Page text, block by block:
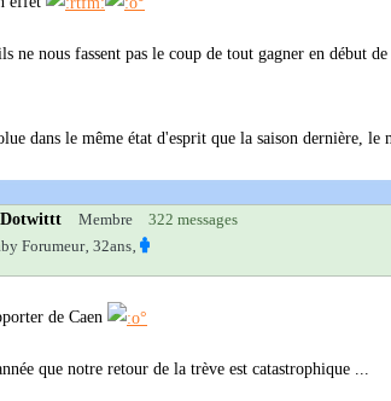
ne nous fassent pas le coup de tout gagner en début
dans le même état d'esprit que la saison dernière, le
Dotwittt Membre 322 messages
Forumeur‚ 32ans‚
de Caen
que notre retour de la trève est catastrophique ...